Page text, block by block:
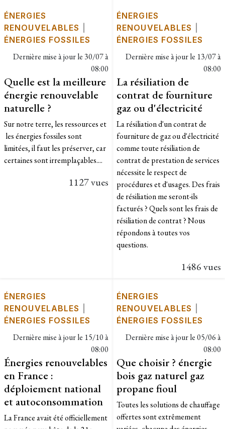
ÉNERGIES
RENOUVELABLES
ÉNERGIES FOSSILES
Dernière mise à jour le 30/07 à
08:00
Quelle est la meilleure
énergie renouvelable
naturelle ?
Sur notre terre, les ressources et
les énergies fossiles sont
limitées, il faut les préserver, car
certaines sont irremplaçables....
1127 vues
ÉNERGIES
RENOUVELABLES
ÉNERGIES FOSSILES
Dernière mise à jour le 13/07 à
08:00
La résiliation de
contrat de fourniture
gaz ou d'électricité
La résiliation d'un contrat de
fourniture de gaz ou d'électricité
comme toute résiliation de
contrat de prestation de services
nécessite le respect de
procédures et d'usages. Des frais
de résiliation me seront-ils
facturés ? Quels sont les frais de
résiliation de contrat ? Nous
répondons à toutes vos
questions.
1486 vues
ÉNERGIES
RENOUVELABLES
ÉNERGIES FOSSILES
Dernière mise à jour le 15/10 à
08:00
Énergies renouvelables
en France :
déploiement national
et autoconsommation
La France avait été officiellement
ÉNERGIES
RENOUVELABLES
ÉNERGIES FOSSILES
Dernière mise à jour le05/06 à
08:00
Que choisir ? énergie
bois gaz naturel gaz
propane fioul
Toutes les solutions de chauffage
offertes sont extrêmement